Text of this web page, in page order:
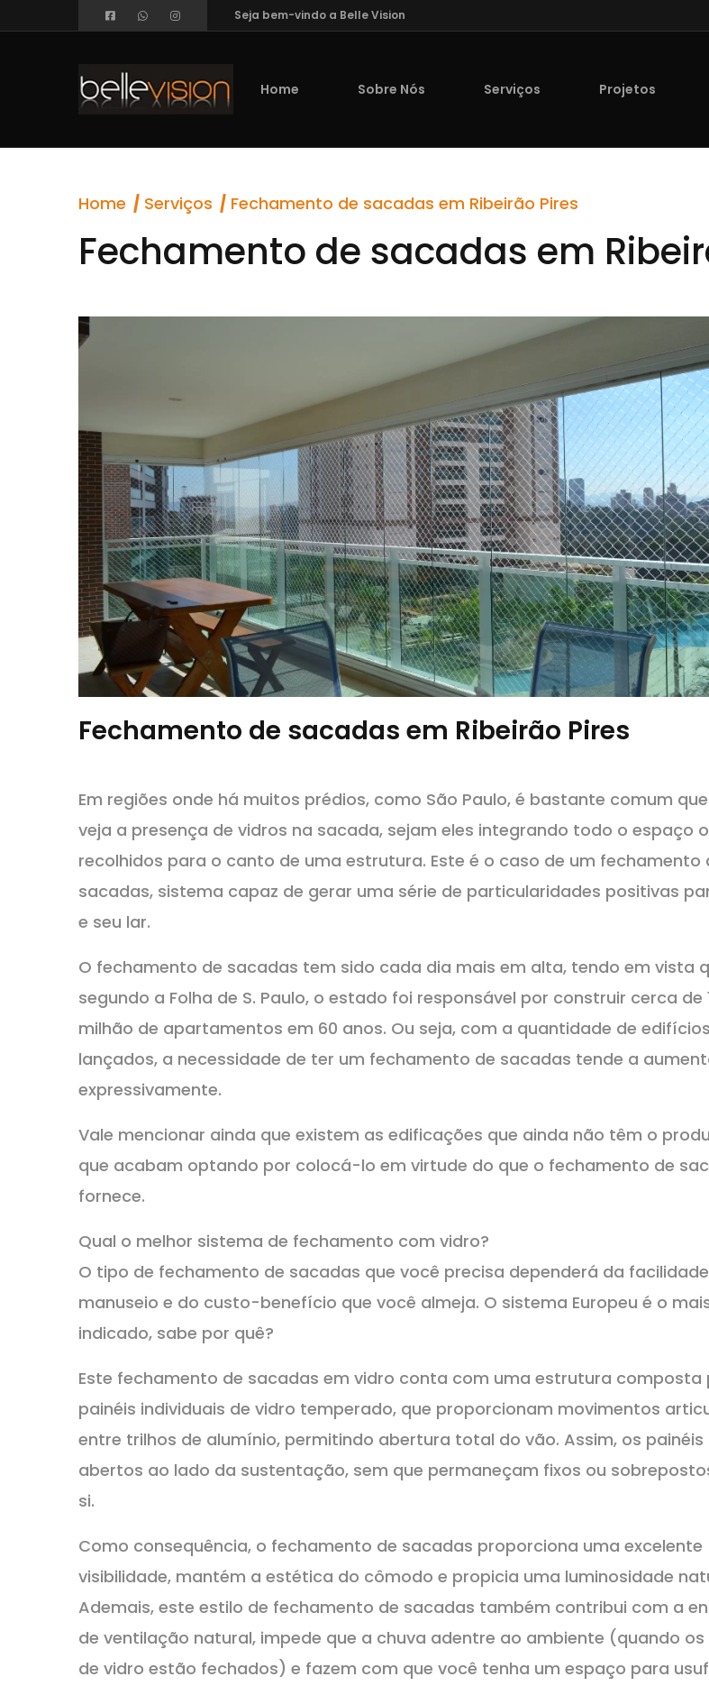
Seja bem-vindo a Belle Vision
Home Sobre Nós Serviços Projetos
Home Serviços Fechamento de sacadas em Ribeirão Pires
Fechamento de sacadas em
Fechamento de sacadas em Ribeirão Pires
Em regiões onde há muitos prédios, como São Paulo, é bastante comum
veja a presença de vidros na sacada, sejam eles integrando todo o espaço
recolhidos para o canto de uma estrutura. Este é o caso de um fechamento
sacadas, sistema capaz de gerar uma série de particularidades positivas
e seu lar.
O fechamento de sacadas tem sido cada dia mais em alta, tendo em vista
segundo a Folha de S. Paulo, o estado foi responsável por construir cerca de
milhão de apartamentos em 60 anos. Ou seja, com a quantidade de
lançados, a necessidade de ter um fechamento de sacadas tende a
expressivamente.
Vale mencionar ainda que existem as edificações que ainda não têm o
que acabam optando por colocá-lo em virtude do que o fechamento de
fornece.
Qual o melhor sistema de fechamento com vidro?
O tipo de fechamento de sacadas que você precisa dependerá da
manuseio e do custo-benefício que você almeja. O sistema Europeu é o
indicado, sabe por quê?
Este fechamento de sacadas em vidro conta com uma estrutura composta
painéis individuais de vidro temperado, que proporcionam movimentos
entre trilhos de alumínio, permitindo abertura total do vão. Assim, os
abertos ao lado da sustentação, sem que permaneçam fixos ou
si.
Como consequência, o fechamento de sacadas proporciona uma excelente
visibilidade, mantém a estética do cômodo e propicia uma luminosidade
Ademais, este estilo de fechamento de sacadas também contribui com a
de ventilação natural, impede que a chuva adentre ao ambiente (quando os
de vidro estão fechados) e fazem com que você tenha um espaço para